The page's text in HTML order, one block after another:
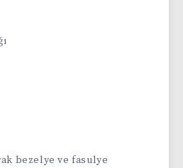
bezelye ve fasulye